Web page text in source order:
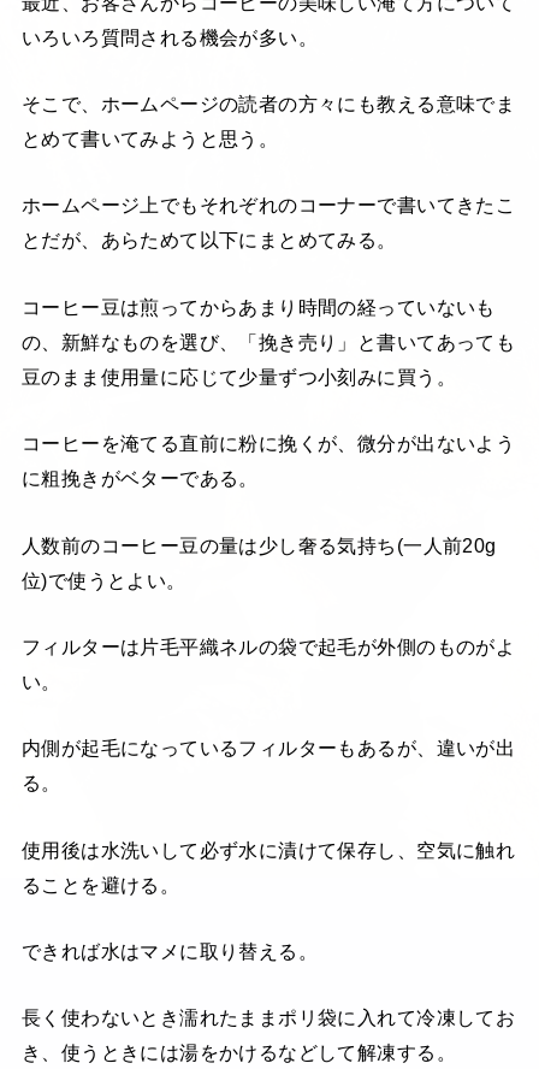
いろいろ質問される機会が多い。
そこで、ホームページの読者の方々にも教える意味でま
とめて書いてみようと思う。
ホームページ上でもそれぞれのコーナーで書いてきたこ
とだが、あらためて以下にまとめてみる。
コーヒー豆は煎ってからあまり時間の経っていないも
の、新鮮なものを選び、「挽き売り」と書いてあっても
豆のまま使用量に応じて少量ずつ小刻みに買う。
コーヒーを淹てる直前に粉に挽くが、微分が出ないよう
に粗挽きがベターである。
人数前のコーヒー豆の量は少し奢る気持ち(一人前20g
位)で使うとよい。
フィルターは片毛平織ネルの袋で起毛が外側のものがよ
い。
内側が起毛になっているフィルターもあるが、違いが出
る。
使用後は水洗いして必ず水に漬けて保存し、空気に触れ
ることを避ける。
できれば水はマメに取り替える。
長く使わないとき濡れたままポリ袋に入れて冷凍してお
き、使うときには湯をかけるなどして解凍する。